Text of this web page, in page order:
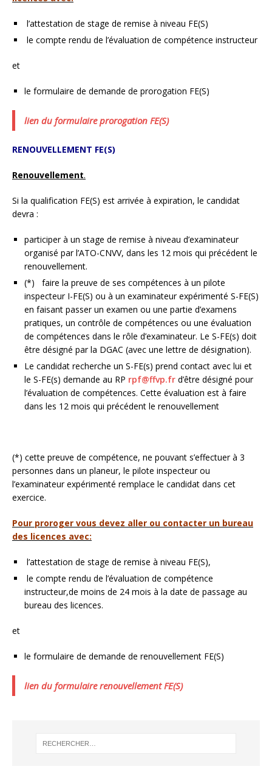
l’attestation de stage de remise à niveau FE(S)
le compte rendu de l’évaluation de compétence instructeur
et
le formulaire de demande de prorogation FE(S)
lien du formulaire prorogation FE(S)
RENOUVELLEMENT FE(S)
Renouvellement.
Si la qualification FE(S) est arrivée à expiration, le candidat
devra :
participer à un stage de remise à niveau d’examinateur
organisé par l’ATO-CNVV, dans les 12 mois qui précédent le
renouvellement.
(*)
faire la preuve de ses compétences à un pilote
inspecteur I-FE(S) ou à un examinateur expérimenté S-FE(S)
en faisant passer un examen ou une partie d’examens
pratiques, un contrôle de compétences ou une évaluation
de compétences dans le rôle d’examinateur. Le S-FE(s) doit
être désigné par la DGAC (avec une lettre de désignation).
Le candidat recherche un S-FE(s) prend contact avec lui et
le S-FE(s) demande au RP rpf@ffvp.fr d’être désigné pour
l’évaluation de compétences. Cette évaluation est à faire
dans les 12 mois qui précédent le renouvellement
(*) cette preuve de compétence, ne pouvant s’effectuer à 3
personnes dans un planeur, le pilote inspecteur ou
l’examinateur expérimenté remplace le candidat dans cet
exercice.
Pour proroger vous devez aller ou contacter un bureau
des licences avec:
l’attestation de stage de remise à niveau FE(S),
le compte rendu de l’évaluation de compétence
instructeur,de moins de 24 mois à la date de passage au
bureau des licences.
et
le formulaire de demande de renouvellement FE(S)
lien du formulaire renouvellement FE(S)